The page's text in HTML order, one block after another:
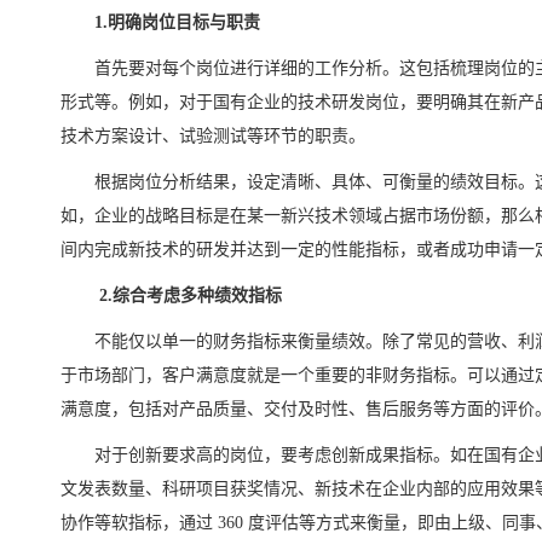
1.明确岗位目标与职责
首先要对每个岗位进行详细的工作分析。这包括梳理岗位
形式等。例如，对于国有企业的技术研发岗位，要明确其在新
技术方案设计、试验测试等环节的职责。
根据岗位分析结果，设定清晰、具体、可衡量的绩效目标
如，企业的战略目标是在某一新兴技术领域占据市场份额，那
间内完成新技术的研发并达到一定的性能指标，或者成功申请一
2.综合考虑多种绩效指标
不能仅以单一的财务指标来衡量绩效。除了常见的营收、
于市场部门，客户满意度就是一个重要的非财务指标。可以通
满意度，包括对产品质量、交付及时性、售后服务等方面的评价
对于创新要求高的岗位，要考虑创新成果指标。如在国有
文发表数量、科研项目获奖情况、新技术在企业内部的应用效
协作等软指标，通过 360 度评估等方式来衡量，即由上级、同